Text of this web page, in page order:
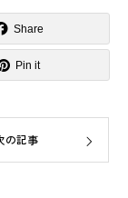
Share
Pin it
の記事